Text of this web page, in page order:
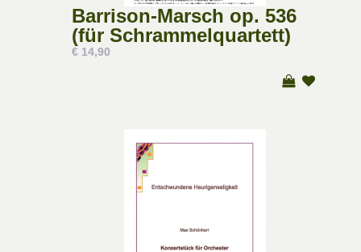
Barrison-Marsch op. 536
(für Schrammelquartett)
€ 14,90